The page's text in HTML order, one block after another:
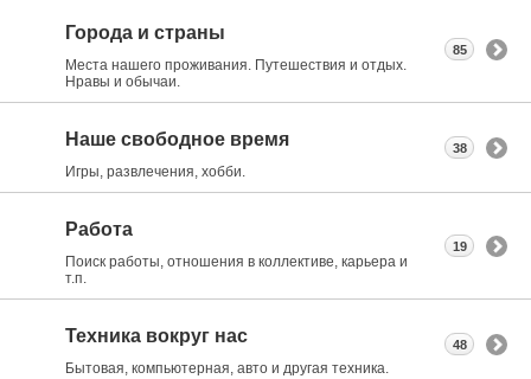
Города и страны
Места нашего проживания. Путешествия и отдых.
Нравы и обычаи.
85
Наше свободное время
Игры, развлечения, хобби.
38
Работа
Поиск работы, отношения в коллективе, карьера и
т.п.
19
Техника вокруг нас
Бытовая, компьютерная, авто и другая техника.
48